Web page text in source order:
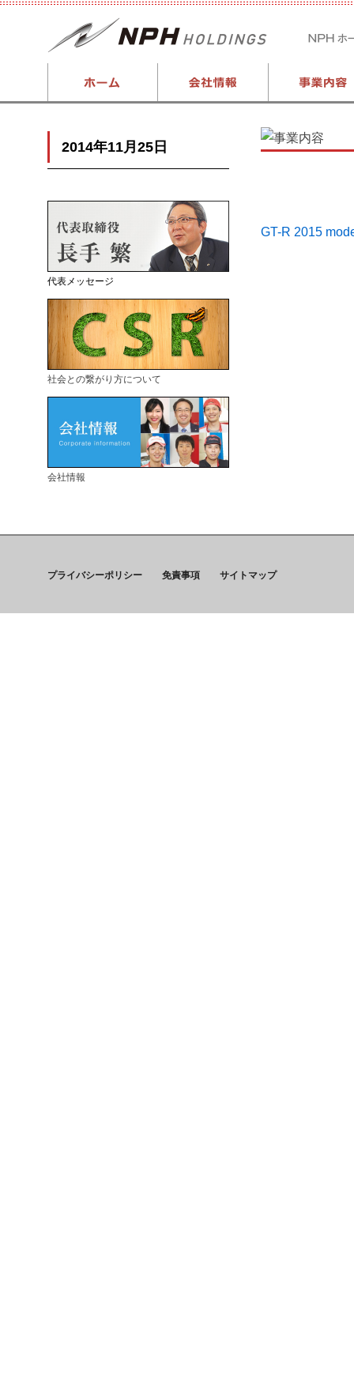
GT-R 2015
2014年11月25日
代表メッセージ
社会との繋がり方について
会社情報
プライバシーポリシー 免責事項 サイトマップ